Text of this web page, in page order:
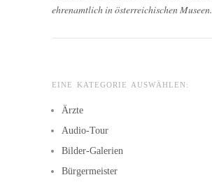
ehrenamtlich in österreichischen Museen.
EINE KATEGORIE AUSWÄHLEN:
Ärzte
Audio-Tour
Bilder-Galerien
Bürgermeister